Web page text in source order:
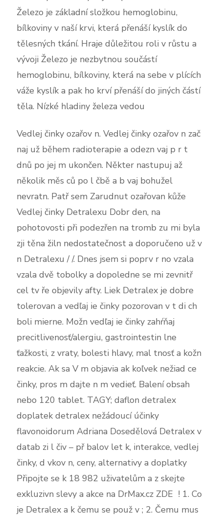
Železo je základní složkou hemoglobinu,
bílkoviny v naší krvi, která přenáší kyslík do
tělesných tkání. Hraje důležitou roli v růstu a
vývoji Železo je nezbytnou součástí
hemoglobinu, bílkoviny, která na sebe v plících
váže kyslík a pak ho krví přenáší do jiných částí
těla. Nízké hladiny železa vedou
Vedlej činky ozařov n. Vedlej činky ozařov n zač
naj už během radioterapie a odezn vaj p r t
dnů po jej m ukončen. Někter nastupuj až
několik měs ců po l čbě a b vaj bohužel
nevratn. Patř sem Zarudnut ozařovan kůže
Vedlej činky Detralexu Dobr den, na
pohotovosti při podezřen na tromb zu mi byla
zji těna žiln nedostatečnost a doporučeno už v
n Detralexu / /. Dnes jsem si poprv r no vzala
vzala dvě tobolky a dopoledne se mi zevnitř
cel tv ře objevily afty. Liek Detralex je dobre
tolerovan a vedľaj ie činky pozorovan v t di ch
boli mierne. Možn vedľaj ie činky zahŕňaj
precitlivenosť/alergiu, gastrointestin lne
ťažkosti, z vraty, bolesti hlavy, mal tnosť a kožn
reakcie. Ak sa V m objavia ak koľvek nežiad ce
činky, pros m dajte n m vedieť. Balení obsah
nebo 120 tablet. TAGY; daflon detralex
doplatek detralex nežádoucí účinky
flavonoidorum Adriana Dosedělová Detralex v
datab zi l čiv – př balov let k, interakce, vedlej
činky, d vkov n, ceny, alternativy a doplatky
Připojte se k 18 982 uživatelům a z skejte
exkluzivn slevy a akce na DrMax.cz ZDE ️ ! 1. Co
je Detralex a k čemu se použ v ; 2. Čemu mus